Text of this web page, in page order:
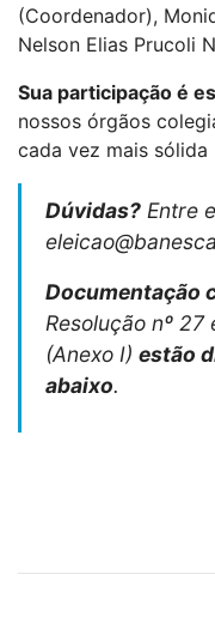
(Coordenador),
Nelson Elias Prucoli
Sua participação é
nossos órgãos
cada vez mais
Dúvidas? Entre
Documentação
Resolução nº
(Anexo I) estão
abaixo.